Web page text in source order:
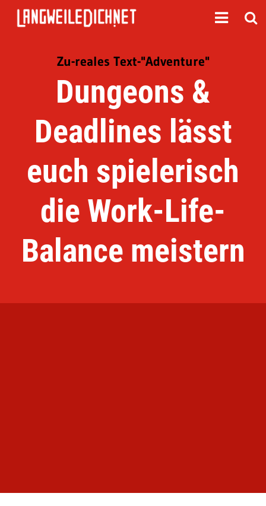
Zu-reales Text-"Adventure"
Dungeons &
Deadlines lässt
euch spielerisch
die Work-Life-
Balance meistern